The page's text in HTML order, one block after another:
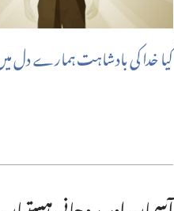
کیا خدا کی بادشاہت ہمارے دل